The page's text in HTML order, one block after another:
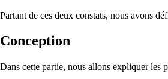
Partant de ces deux constats, nous avons
Conception
Dans cette partie, nous allons expliquer les